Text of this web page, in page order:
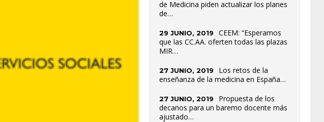
de Medicina piden actualizar los planes
de…
29 JUNIO, 2019
CEEM: “Esperamos
que las CC.AA. oferten todas las plazas
MIR…
27 JUNIO, 2019
Los retos de la
enseñanza de la medicina en España…
27 JUNIO, 2019
Propuesta de los
decanos para un baremo docente más
ajustado…